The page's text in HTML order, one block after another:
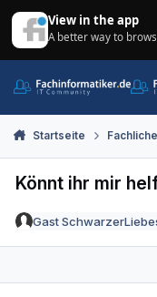
View in the app
A better way to
Startseite
Könnt ihr mir
Gast